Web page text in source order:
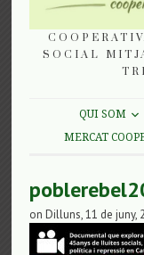
SOCIAL
QUI SOM
MERCAT
on Dilluns, 11 de juny,